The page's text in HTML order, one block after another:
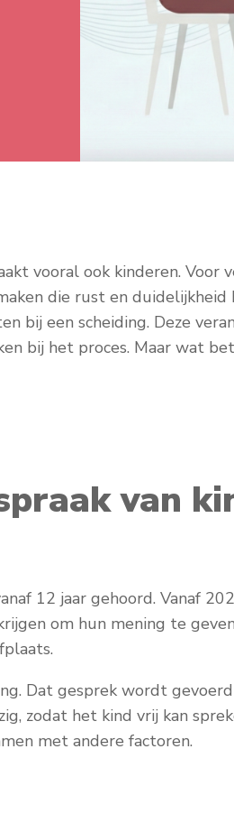
vooral ook kinderen. Voor
die rust en
bij een scheiding. Deze
bij het proces. Maar wat
van
12 jaar gehoord. Vanaf
om hun mening te
Dat gesprek wordt
zodat het kind vrij kan
met andere factoren.